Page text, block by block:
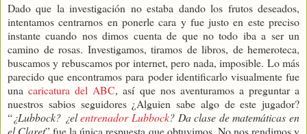
Dado que la investigación no estaba dando los frutos deseados,
intentamos centrarnos en ponerle cara y fue justo en este preciso
instante cuando nos dimos cuenta de que no todo iba a ser un
camino de rosas. Investigamos, tiramos de libros, de hemeroteca,
buscamos y rebuscamos por internet, pero nada, imposible. Lo más
parecido que encontramos para poder identificarlo visualmente fue
unacaricatura del ABC, así que nos aventuramos a preguntar a
nuestros sabios seguidores ¿Alguien sabe algo de este jugador?
“¿Lubbock? ¿elentrenador Lubbock? Da clase de matemáticas en